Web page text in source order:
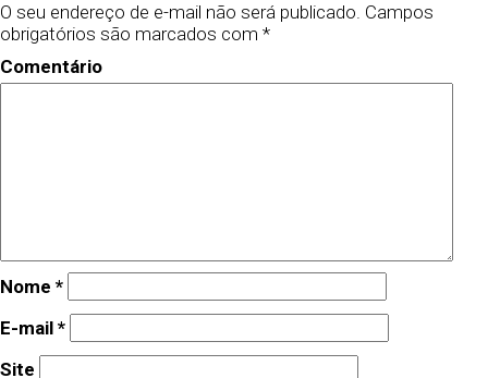
O seu endereço de e-mail não será publicado. Campos
obrigatórios são marcados com *
Comentário
Nome *
E-mail *
Site